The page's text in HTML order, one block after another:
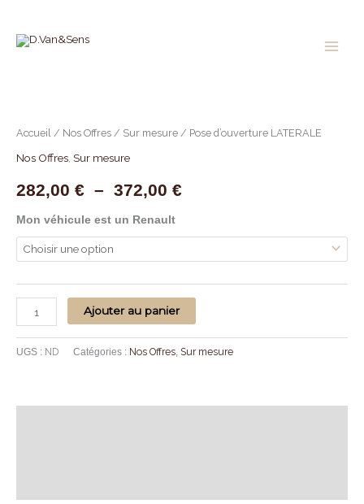
contenu
Accueil / Nos Offres / Sur mesure / Pose d’ouverture LATERALE
Nos Offres Sur mesure
282,00 € – 372,00 €
de
282,00 €
Mon véhicule est un Renault
Pose
d'ouverture
Ajouter au panier
UGS : ND Catégories : Nos Offres, Sur mesure